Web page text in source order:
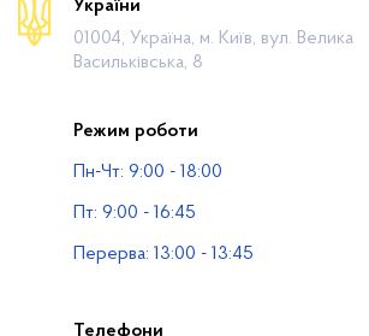
Діяльність
Громадянам
Публічна інформація
Водогосподарські організації
України
01004, Україна, м. Київ, вул. Велика
Васильківська, 8
Режим роботи
Пн-Чт: 9:00 - 18:00
Пт: 9:00 - 16:45
Перерва: 13:00 - 13:45
Телефони